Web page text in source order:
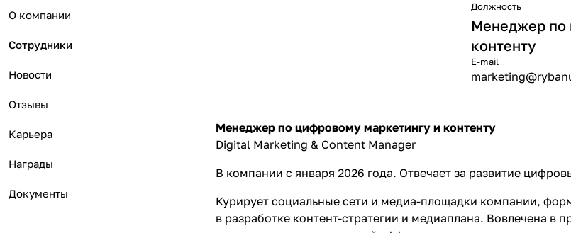
Должность
Менеджер по
контенту
E-mail
Менеджер по цифровому маркетингу и контенту
Digital Marketing & Content Manager
В компании с января 2026 года. Отвечает за развитие
Курирует социальные сети и медиа-площадки компании,
в разработке контент-стратегии и медиаплана. Вовлечена в
О компании
Сотрудники
Новости
Отзывы
Карьера
Награды
Документы